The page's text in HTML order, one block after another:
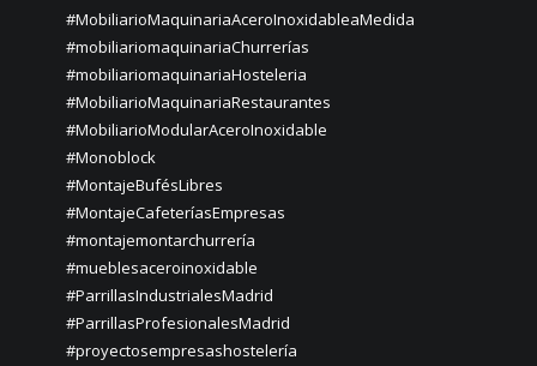
#MobiliarioMaquinariaAceroInoxidableaMedida
#mobiliariomaquinariaChurrerías
#mobiliariomaquinariaHosteleria
#MobiliarioMaquinariaRestaurantes
#MobiliarioModularAceroInoxidable
#Monoblock
#MontajeBufésLibres
#MontajeCafeteríasEmpresas
#montajemontarchurrería
#mueblesaceroinoxidable
#ParrillasIndustrialesMadrid
#ParrillasProfesionalesMadrid
#proyectosempresashostelería